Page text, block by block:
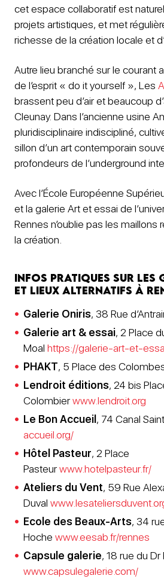
cet espace collaboratif est
projets artistiques, et met
richesse de la création locale et
Autre lieu branché sur le courant
de l’esprit « do it yourself », Les
brassent peu d’air et beaucoup
Cleunay. Dans l’ancienne usine
pluridisciplinaire indiscipliné,
sillon d’un art contemporain
profondeurs de l’underground
Avec l’École Européenne
et la galerie Art et essai de
Rennes n’oublie pas les maillons
la création.
Infos pratiques sur les
et lieux alternatifs à
Galerie Oniris, 38 Rue
Galerie art & essai, 2 Place
Moal https://galerie-art-et-
PHAKT, 5 Place des
Lendroit éditions, 24 bis
Colombierwww.lendroit.org
Le Bon Accueil, 74 Canal
accueil.org/
Hôtel Pasteur, 2 Place
Pasteurwww.hotelpasteur.fr/
Ateliers du Vent, 59 Rue
Duval
Ecole des Beaux-Arts, 34
Hoche www.eesab.fr/rennes
Capsule galerie, 18 rue du
www.capsulegalerie.com/